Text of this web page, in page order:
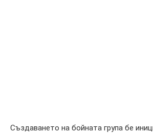
Създаването на бойната група бе